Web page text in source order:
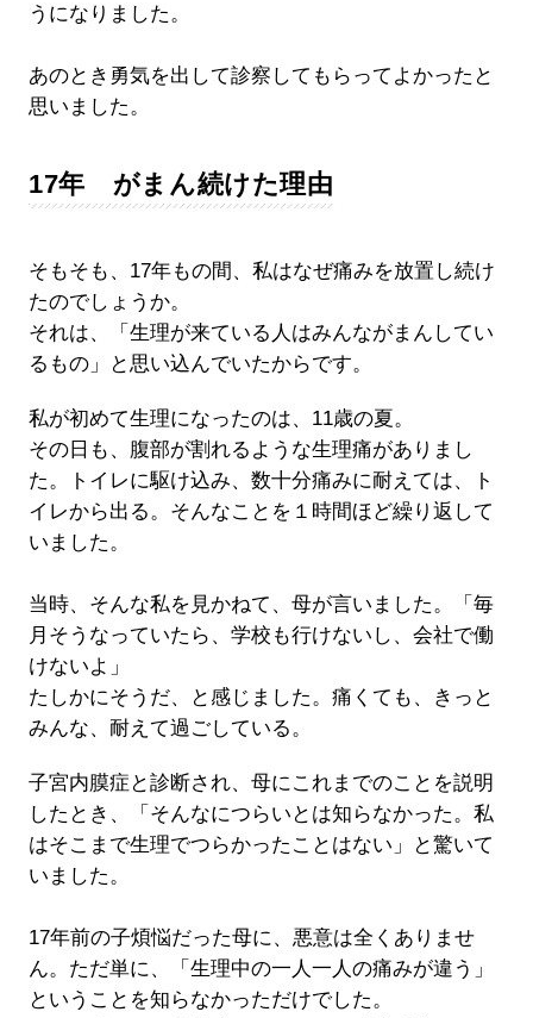
うになりました。
あのとき勇気を出して診察してもらってよかったと
思いました。
17年 がまん続けた理由
そもそも、17年もの間、私はなぜ痛みを放置し続け
たのでしょうか。
それは、「生理が来ている人はみんながまんしてい
るもの」と思い込んでいたからです。
私が初めて生理になったのは、11歳の夏。
その日も、腹部が割れるような生理痛がありまし
た。トイレに駆け込み、数十分痛みに耐えては、ト
イレから出る。そんなことを１時間ほど繰り返して
いました。
当時、そんな私を見かねて、母が言いました。「毎
月そうなっていたら、学校も行けないし、会社で働
けないよ」
たしかにそうだ、と感じました。痛くても、きっと
みんな、耐えて過ごしている。
子宮内膜症と診断され、母にこれまでのことを説明
したとき、「そんなにつらいとは知らなかった。私
はそこまで生理でつらかったことはない」と驚いて
いました。
17年前の子煩悩だった母に、悪意は全くありませ
ん。ただ単に、「生理中の一人一人の痛みが違う」
ということを知らなかっただけでした。